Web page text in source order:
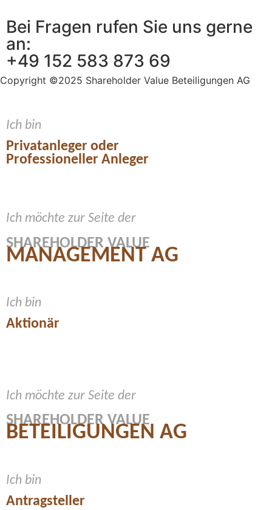
Bei Fragen rufen Sie uns gerne
an:
+49 152 583 873 69
Copyright ©2025 Shareholder Value Beteiligungen AG
Ich bin
Privatanleger oder
Professioneller Anleger
Ich möchte zur Seite der
SHAREHOLDER VALUE
MANAGEMENT AG
Ich bin
Aktionär
Ich möchte zur Seite der
SHAREHOLDER VALUE
BETEILIGUNGEN AG
Ich bin
Antragsteller